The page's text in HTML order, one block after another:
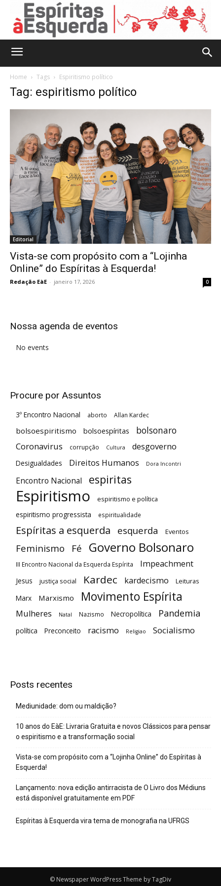
Home Tags Espiritismo político
Tag: espiritismo político
Editorial
Vista-se com propósito com a “Lojinha
Online” do Espíritas à Esquerda!
Redação EàE - janeiro 17, 2026 0
Nossa agenda de eventos
No events
Procure por Assuntos
3º Encontro Nacional aborto Allan Kardec
bolsoespiritismo bolsoespíritas bolsonaro
Coronavirus corrupção Cultura desgoverno
Desigualdades Direitos Humanos Dora Incontri
Encontro Nacional espiritas
Espiritismo espiritismo e política
espiritismo progressista espiritualidade
Espíritas a esquerda esquerda Eventos
Feminismo Fé Governo Bolsonaro
III Encontro Nacional da Esquerda Espírita Impeachment
Jesus justiça social Kardec kardecismo Leituras
Marx Marxismo Movimento Espírita
Mulheres Natal Nazismo Necropolítica Pandemia
política Preconceito racismo Religiao Socialismo
Posts recentes
Mediunidade: dom ou maldição?
10 anos do EàE: Livraria Gratuita e novos Clássicos para pensar
o espiritismo e a transformação social
Vista-se com propósito com a “Lojinha Online” do Espíritas à
Esquerda!
Lançamento: nova edição antirracista de O Livro dos Médiuns
está disponível gratuitamente em PDF
Espíritas à Esquerda vira tema de monografia na UFRGS
© Newspaper WordPress Theme by TagDiv